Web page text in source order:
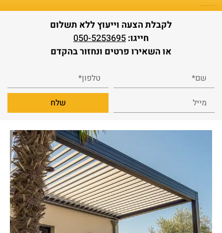
לקבלת הצעה וייעוץ ללא תשלום
חייגו:050-5253695
או השאירו פרטים ונחזור בהקדם
שלח